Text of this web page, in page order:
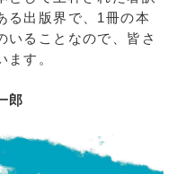
る出版界で、1冊の本
いることなので、皆さ
す。
郎